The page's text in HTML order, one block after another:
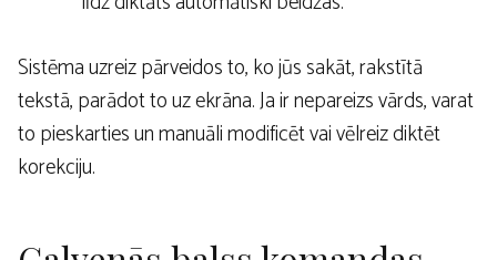
Sistēma uzreiz pārveidos to, ko jūs sakāt, rakstītā
tekstā, parādot to uz ekrāna. Ja ir nepareizs vārds, varat
to pieskarties un manuāli modificēt vai vēlreiz diktēt
korekciju.